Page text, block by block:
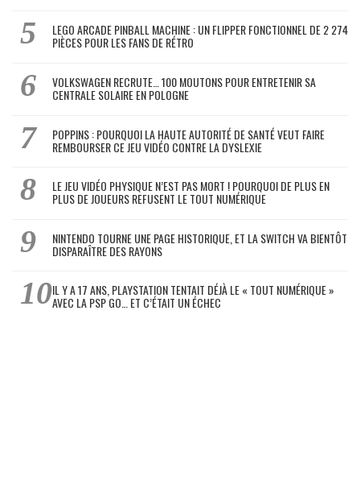
LEGO ARCADE PINBALL MACHINE : UN FLIPPER FONCTIONNEL DE 2 274
PIÈCES POUR LES FANS DE RÉTRO
VOLKSWAGEN RECRUTE… 100 MOUTONS POUR ENTRETENIR SA
CENTRALE SOLAIRE EN POLOGNE
POPPINS : POURQUOI LA HAUTE AUTORITÉ DE SANTÉ VEUT FAIRE
REMBOURSER CE JEU VIDÉO CONTRE LA DYSLEXIE
LE JEU VIDÉO PHYSIQUE N’EST PAS MORT ! POURQUOI DE PLUS EN
PLUS DE JOUEURS REFUSENT LE TOUT NUMÉRIQUE
NINTENDO TOURNE UNE PAGE HISTORIQUE, ET LA SWITCH VA BIENTÔT
DISPARAÎTRE DES RAYONS
IL Y A 17 ANS, PLAYSTATION TENTAIT DÉJÀ LE « TOUT NUMÉRIQUE »
AVEC LA PSP GO… ET C’ÉTAIT UN ÉCHEC